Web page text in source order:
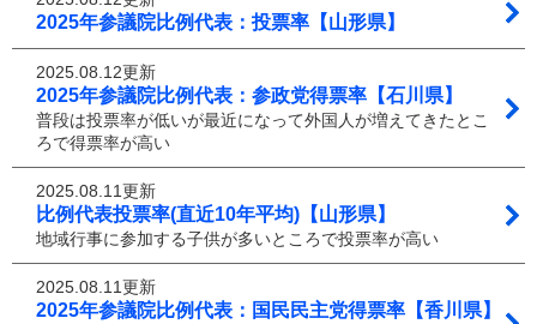
2025年参議院比例代表：投票率【山形県】
2025.08.12更新
2025年参議院比例代表：参政党得票率【石川県】
普段は投票率が低いが最近になって外国人が増えてきたとこ
ろで得票率が高い
2025.08.11更新
比例代表投票率(直近10年平均)【山形県】
地域行事に参加する子供が多いところで投票率が高い
2025.08.11更新
2025年参議院比例代表：国民民主党得票率【香川県】